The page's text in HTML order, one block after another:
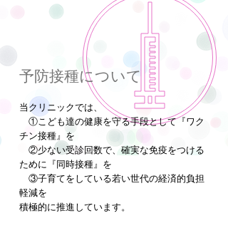
予防接種​について
当クリニックでは、
①こども達の健康を守る手段として『ワク
チン接種』を
②少ない受診回数で、確実な免疫をつける
ために『同時接種』を
③子育てをしている若い世代の経済的負担
軽減を
積極的に推進しています。